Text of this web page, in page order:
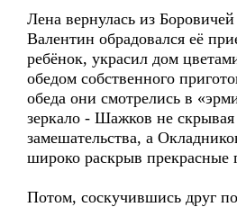
Лена вернулась из
Валентин обрадовался её
ребёнок, украсил дом
обедом собственного
обеда они смотрелись в
зеркало - Шажков не скрывая
замешательства, а
широко раскрыв прекрасные
Потом, соскучившись друг